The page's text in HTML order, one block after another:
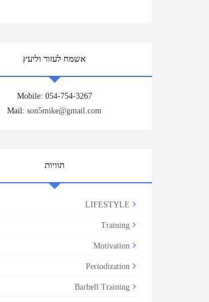
אשמח לעזור וליעץ
Mobile: 054-754-3267
Mail:son5mike@gmail.com
תוויות
LIFESTYLE
Training
Motivation
Periodization
Barbell Training